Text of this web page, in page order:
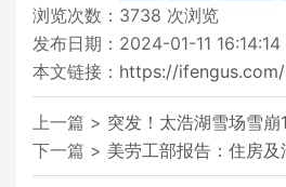
浏览次数： 3738 次浏览
发布日期：2024-01-11 16:14:14
本文链接： https://
上一篇 > 突发！太浩湖雪场雪崩
下一篇 > 美劳工部报告：住房